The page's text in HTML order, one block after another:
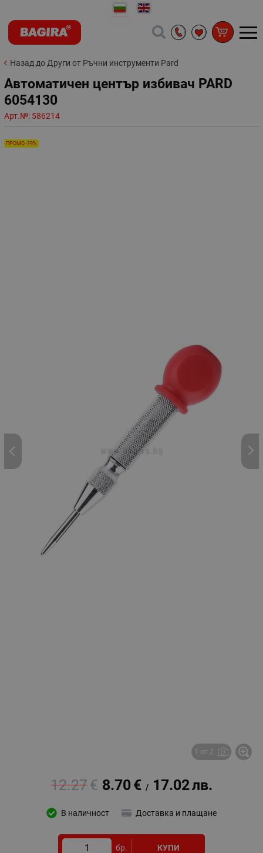
Назад до Други от Ръчни инструменти Pard
Автоматичен център избивач PARD
6054130
Арт.№: 586214
1 от 2
ПРОМО -29%
12.27€ 8.70 € / 17.02лв.
В наличност Доставка и плащане
бр. КУПИ